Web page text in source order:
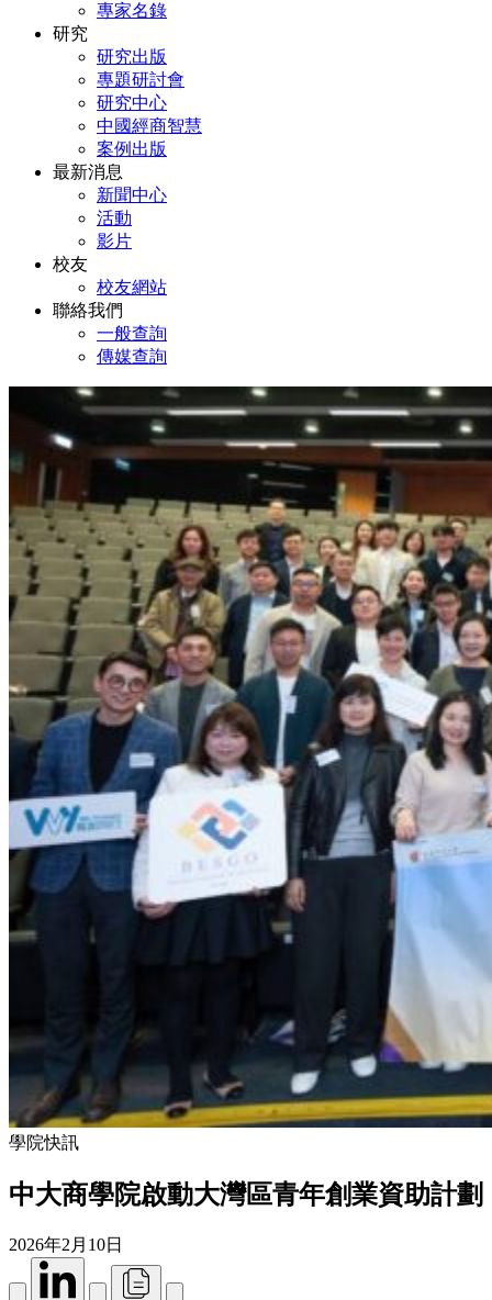
專家名錄
研究
研究出版
專題研討會
研究中心
中國經商智慧
案例出版
最新消息
新聞中心
活動
影片
校友
校友網站
聯絡我們
一般查詢
傳媒查詢
學院快訊
中大商學院啟動大灣區青年創業資助計劃
2026年2月10日